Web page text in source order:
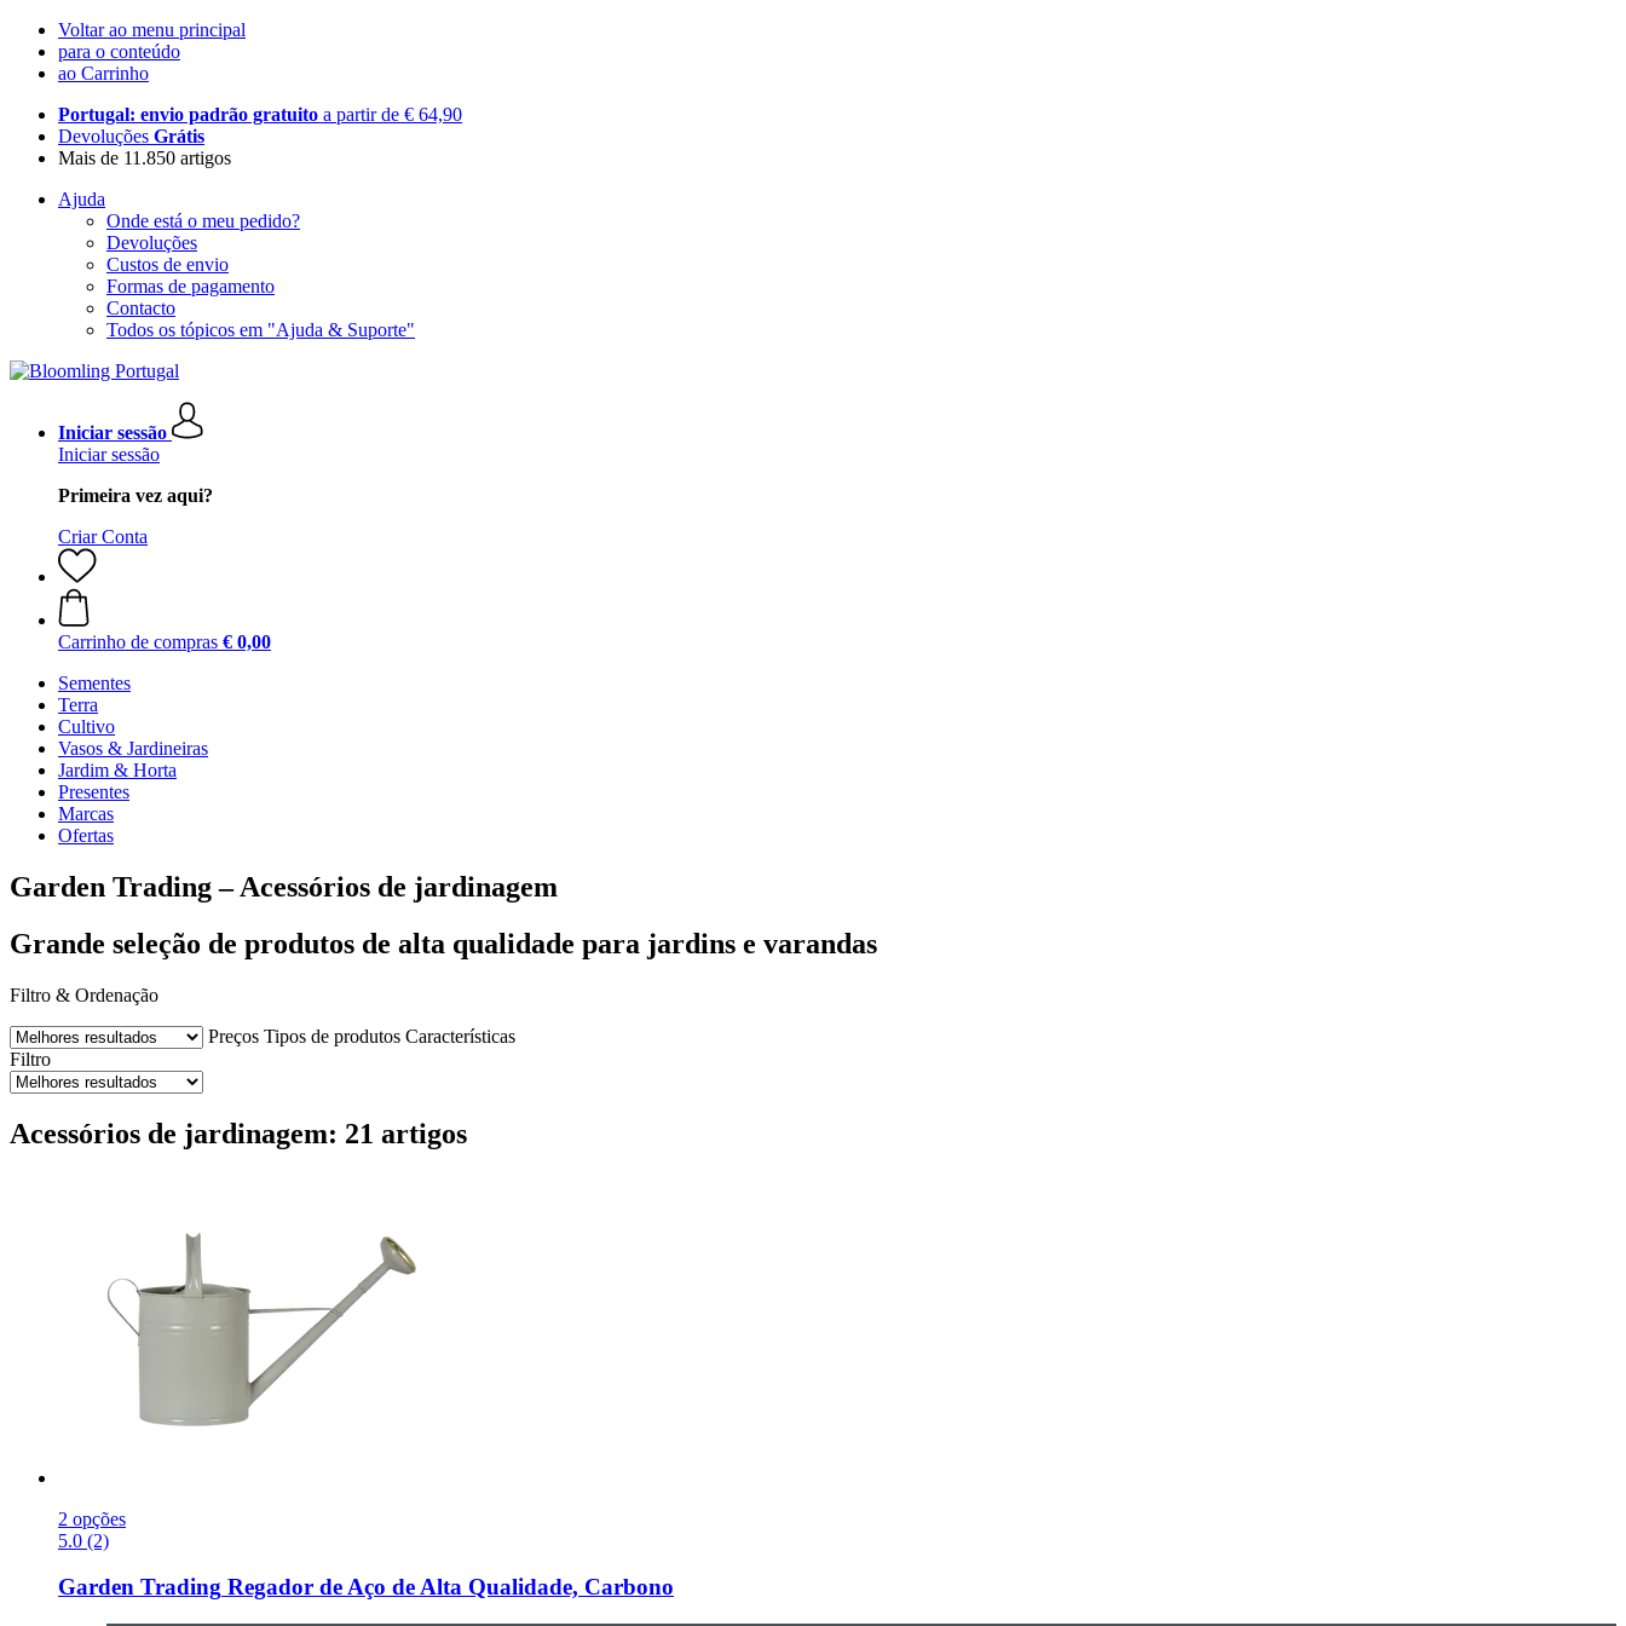
Voltar ao menu principal
para o conteúdo
ao Carrinho
Portugal: envio padrão gratuito a partir de € 64,90
Devoluções Grátis
Mais de 11.850 artigos
Ajuda
Onde está o meu pedido?
Devoluções
Custos de envio
Formas de pagamento
Contacto
Todos os tópicos em "Ajuda & Suporte"
Iniciar sessão
Iniciar sessão
Primeira vez aqui?
Criar Conta
Carrinho de compras € 0,00
Sementes
Terra
Cultivo
Vasos & Jardineiras
Jardim & Horta
Presentes
Marcas
Ofertas
Garden Trading – Acessórios de jardinagem
Grande seleção de produtos de alta qualidade para jardins e varandas
Filtro & Ordenação
Preços Tipos de produtos Características
Filtro
Acessórios de jardinagem: 21 artigos
2 opções
5.0 (2)
Garden Trading Regador de Aço de Alta Qualidade, Carbono